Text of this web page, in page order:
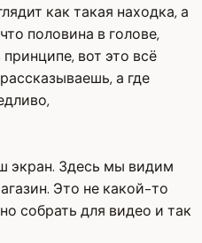
как такая находка, а
половина в голове,
вот это всё
а где
экран. Здесь мы видим
Это не какой-то
собрать для видео и так